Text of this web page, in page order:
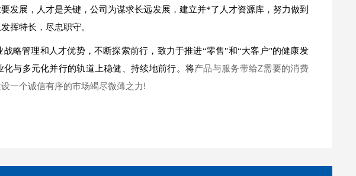
发展，人才是关键，公司为谋求长远发展，建立并*了人才资源库，努力做到
挥特长，尽忠职守。
略管理和人才优势，不断探索前行，致力于推进“零售"和“大客户"的健康发
与多元化并行的轨道上稳健、持续地前行。将产品与服务带给Z需要的消费
一个诚信有序的市场竭尽微薄之力!